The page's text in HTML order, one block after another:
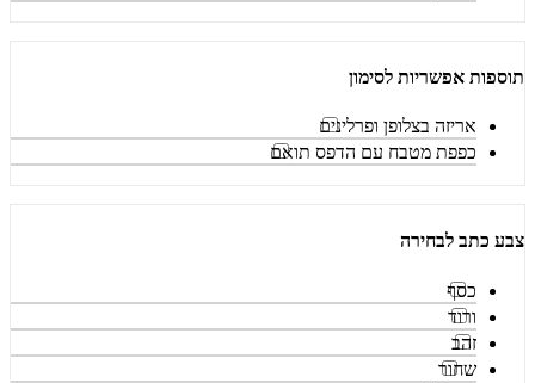
תוספות אפשריות לסימון
אריזה בצלופן ופרלינים
כפפת מטבח עם הדפס תואם
צבע כתב לבחירה
כסף
ורוד
זהב
שחור